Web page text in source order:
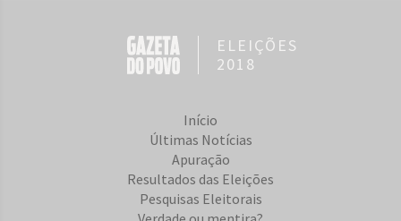
ELEIÇÕES
2018
Início
Últimas Notícias
Apuração
Resultados das Eleições
Pesquisas Eleitorais